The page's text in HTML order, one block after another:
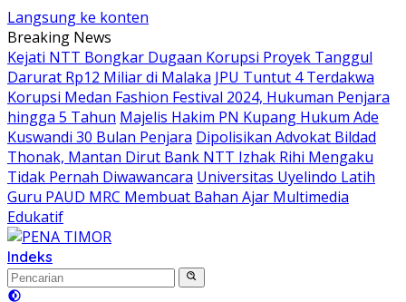
Langsung ke konten
Breaking News
Kejati NTT Bongkar Dugaan Korupsi Proyek Tanggul
Darurat Rp12 Miliar di Malaka JPU Tuntut 4 Terdakwa
Korupsi Medan Fashion Festival 2024, Hukuman Penjara
hingga 5 Tahun Majelis Hakim PN Kupang Hukum Ade
Kuswandi 30 Bulan Penjara Dipolisikan Advokat Bildad
Thonak, Mantan Dirut Bank NTT Izhak Rihi Mengaku
Tidak Pernah Diwawancara Universitas Uyelindo Latih
Guru PAUD MRC Membuat Bahan Ajar Multimedia
Edukatif
Indeks